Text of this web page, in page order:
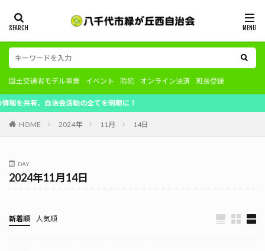
国土交通省モデル事業 イベント 防犯 オンライン決済 班長登録
有、自治会活動の全てを明瞭に！
HOME 2024年 11月 14日
DAY
2024年11月14日
新着順 人気順